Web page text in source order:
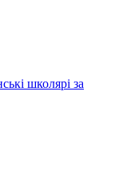
школярі за